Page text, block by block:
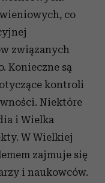
co
związanych
Konieczne są
kontroli
Niektóre
i Wielka
W Wielkiej
zajmuje się
i naukowców.